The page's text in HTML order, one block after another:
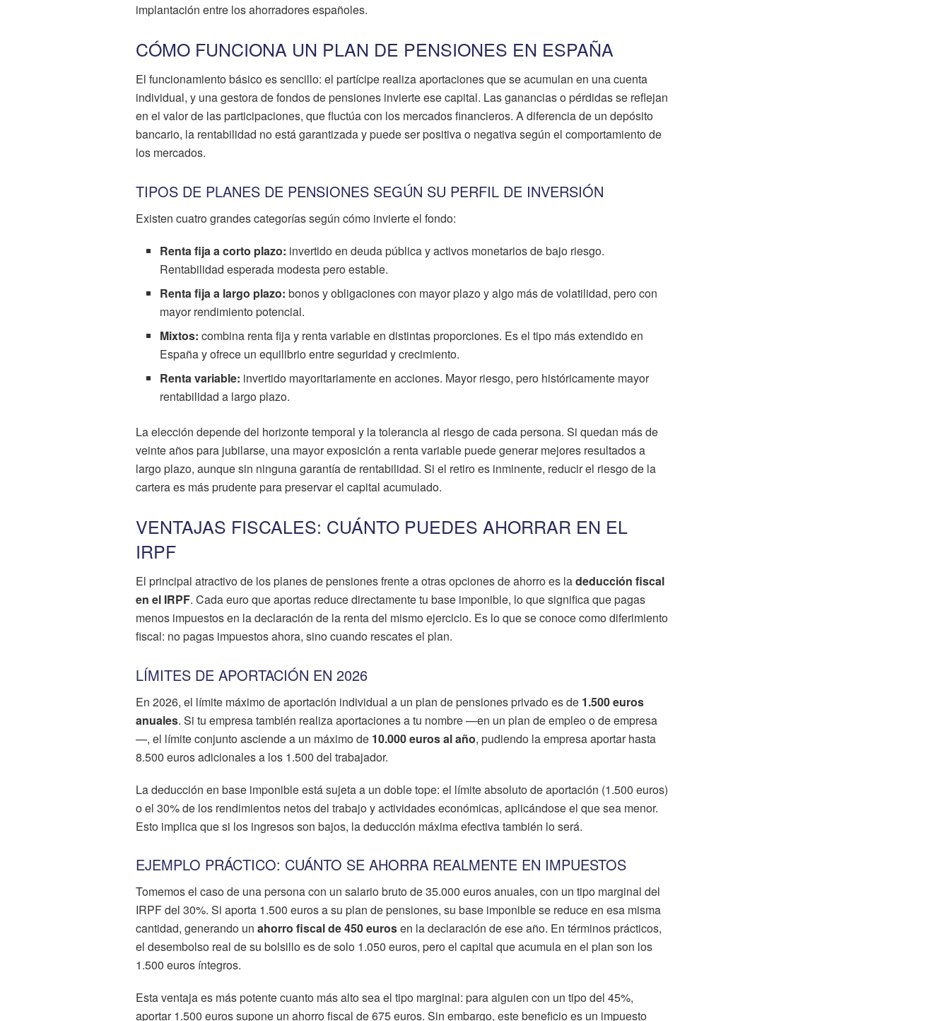
implantación entre los ahorradores españoles.
CÓMO FUNCIONA UN PLAN DE PENSIONES EN ESPAÑA
El funcionamiento básico es sencillo: el partícipe realiza aportaciones que se acumulan en una cuenta
individual, y una gestora de fondos de pensiones invierte ese capital. Las ganancias o pérdidas se reflejan
en el valor de las participaciones, que fluctúa con los mercados financieros. A diferencia de un depósito
bancario, la rentabilidad no está garantizada y puede ser positiva o negativa según el comportamiento de
los mercados.
TIPOS DE PLANES DE PENSIONES SEGÚN SU PERFIL DE INVERSIÓN
Existen cuatro grandes categorías según cómo invierte el fondo:
Renta fija a corto plazo: invertido en deuda pública y activos monetarios de bajo riesgo.
Rentabilidad esperada modesta pero estable.
Renta fija a largo plazo: bonos y obligaciones con mayor plazo y algo más de volatilidad, pero con
mayor rendimiento potencial.
Mixtos: combina renta fija y renta variable en distintas proporciones. Es el tipo más extendido en
España y ofrece un equilibrio entre seguridad y crecimiento.
Renta variable: invertido mayoritariamente en acciones. Mayor riesgo, pero históricamente mayor
rentabilidad a largo plazo.
La elección depende del horizonte temporal y la tolerancia al riesgo de cada persona. Si quedan más de
veinte años para jubilarse, una mayor exposición a renta variable puede generar mejores resultados a
largo plazo, aunque sin ninguna garantía de rentabilidad. Si el retiro es inminente, reducir el riesgo de la
cartera es más prudente para preservar el capital acumulado.
VENTAJAS FISCALES: CUÁNTO PUEDES AHORRAR EN EL
IRPF
El principal atractivo de los planes de pensiones frente a otras opciones de ahorro es ladeducción fiscal
en el IRPF. Cada euro que aportas reduce directamente tu base imponible, lo que significa que pagas
menos impuestos en la declaración de la renta del mismo ejercicio. Es lo que se conoce como diferimiento
fiscal: no pagas impuestos ahora, sino cuando rescates el plan.
LÍMITES DE APORTACIÓN EN 2026
En 2026, el límite máximo de aportación individual a un plan de pensiones privado es de 1.500 euros
anuales. Si tu empresa también realiza aportaciones a tu nombre —en un plan de empleo o de empresa
—, el límite conjunto asciende a un máximo de 10.000 euros al año, pudiendo la empresa aportar hasta
8.500 euros adicionales a los 1.500 del trabajador.
La deducción en base imponible está sujeta a un doble tope: el límite absoluto de aportación (1.500 euros)
o el 30% de los rendimientos netos del trabajo y actividades económicas, aplicándose el que sea menor.
Esto implica que si los ingresos son bajos, la deducción máxima efectiva también lo será.
EJEMPLO PRÁCTICO: CUÁNTO SE AHORRA REALMENTE EN IMPUESTOS
Tomemos el caso de una persona con un salario bruto de 35.000 euros anuales, con un tipo marginal del
IRPF del 30%. Si aporta 1.500 euros a su plan de pensiones, su base imponible se reduce en esa misma
cantidad, generando un ahorro fiscal de 450 eurosen la declaración de ese año. En términos prácticos,
el desembolso real de su bolsillo es de solo 1.050 euros, pero el capital que acumula en el plan son los
1.500 euros íntegros.
Esta ventaja es más potente cuanto más alto sea el tipo marginal: para alguien con un tipo del 45%,
aportar 1.500 euros supone un ahorro fiscal de 675 euros. Sin embargo, este beneficio es un impuesto